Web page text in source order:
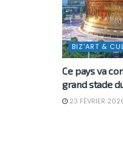
BIZ'ART &
Ce pays va
grand stade
23 FÉVRIER